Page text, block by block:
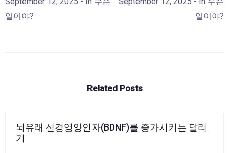
일이야?
일이야?
Related Posts
뇌유래 신경영양인자(BDNF)를 증가시키는 달리
기